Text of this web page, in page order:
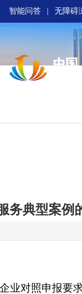
智能问答 | 无障碍
务典型案例
业对照申报要